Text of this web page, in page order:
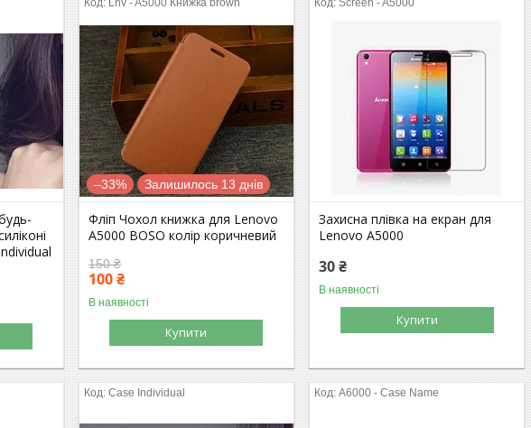
Lnv - A5000 Книжка brown
–33% Залишилось 13 днів
Фліп Чохол книжка для Lenovo
A5000 BOSO колір коричневий
150 ₴
100 ₴
В наявності
Купити
Screen - A5000
Захисна плівка на екран для
Lenovo A5000
30 ₴
В наявності
Купити
Case Individual A6000 - Case Name